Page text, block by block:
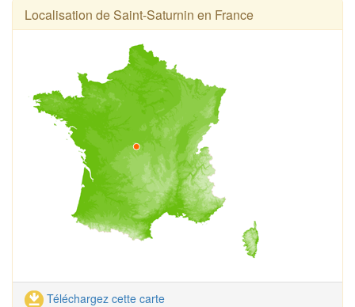
Localisation de Saint-Saturnin en France
Téléchargez cette carte